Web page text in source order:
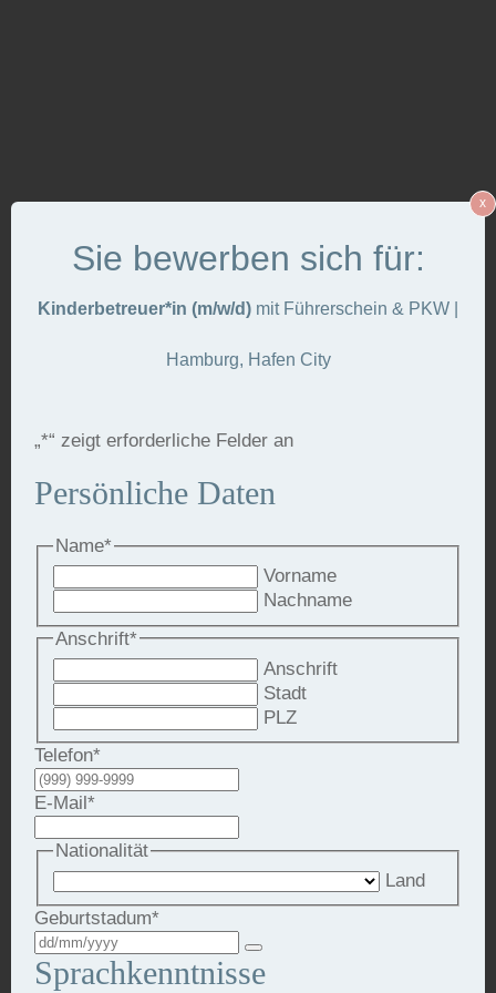
Sie bewerben sich für:
Kinderbetreuer*in (m/w/d) mit Führerschein & PKW |
Hamburg, Hafen City
„*“ zeigt erforderliche Felder an
Persönliche Daten
Name*
Vorname
Nachname
Anschrift*
Anschrift
Stadt
PLZ
Telefon*
E-Mail*
Nationalität
Land
Geburtstadum*
Sprachkenntnisse
x